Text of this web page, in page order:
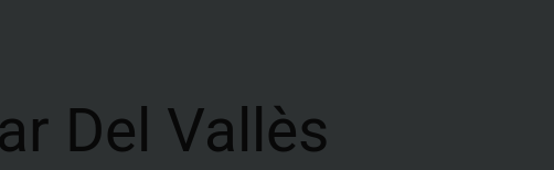
Del Vallès